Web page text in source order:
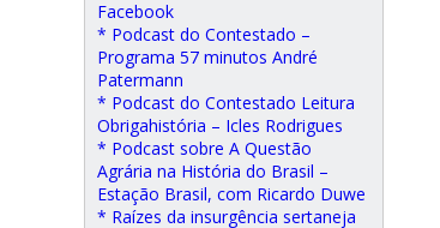
Facebook
* Podcast do Contestado –
Programa 57 minutos André
Patermann
* Podcast do Contestado Leitura
Obrigahistória – Icles Rodrigues
* Podcast sobre A Questão
Agrária na História do Brasil –
Estação Brasil, com Ricardo Duwe
* Raízes da insurgência sertaneja